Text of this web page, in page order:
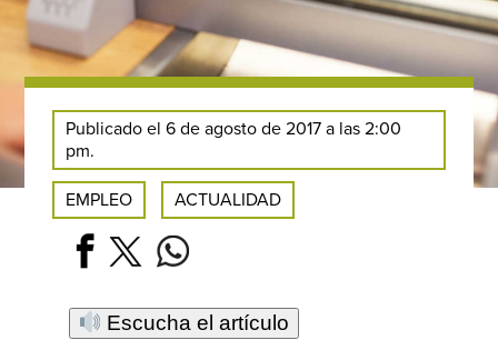
Publicado el 6 de agosto de 2017 a las 2:00
pm.
EMPLEO ACTUALIDAD
Escucha el artículo